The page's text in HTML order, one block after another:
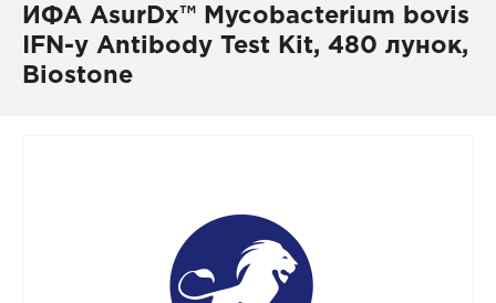
ИФА AsurDx™ Mycobacterium bovis
IFN-y Antibody Test Kit, 480 лунок,
Biostone